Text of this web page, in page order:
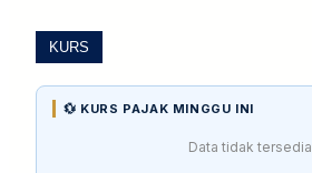
KURS
💱 KURS PAJAK MINGGU INI
Data tidak tersedia